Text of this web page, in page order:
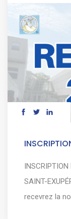
INSCRIPTION
SAINT-
recevrez la